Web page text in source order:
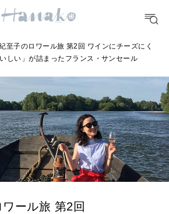
TRAVEL
どこ行く？
別] Weekly Holoscope
] Monthly Love Holoscope
り愛のタロットメッセージ
HEALTH
自分にやさしく
至子のロワール旅 第2回 ワインにチーズにく
しい」が詰まったフランス・サンセール
ール旅 第2回